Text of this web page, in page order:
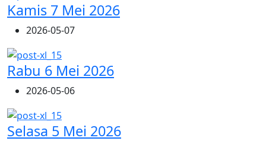
Kamis 7 Mei 2026
2026-05-07
Rabu 6 Mei 2026
2026-05-06
Selasa 5 Mei 2026